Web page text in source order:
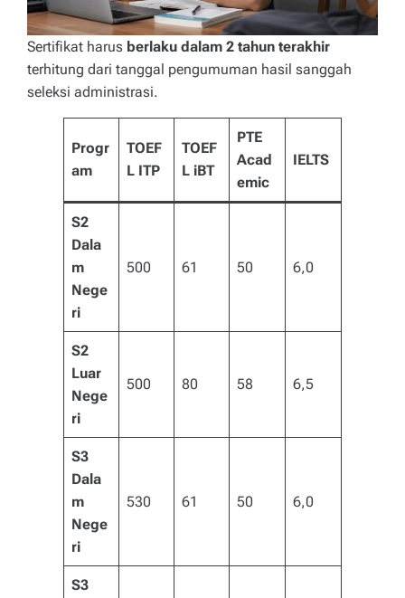
Sertifikat harus berlaku dalam 2 tahun terakhir
terhitung dari tanggal pengumuman hasil sanggah
seleksi administrasi.
Progr
am
TOEF
L ITP
TOEF
L iBT
PTE
Acad
emic
IELTS
S2
Dala
m
Nege
ri
500 61 50 6,0
S2
Luar
Nege
ri
500 80 58 6,5
S3
Dala
m
Nege
ri
530 61 50 6,0
S3